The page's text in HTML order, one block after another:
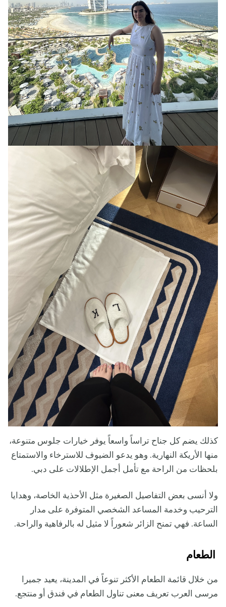
كذلك يضم كل جناح تراساً واسعاً يوفر خيارات جلوس متنوعة،
منها الأريكة النهارية. وهو يدعو الضيوف للاسترخاء والاستمتاع
بلحظات من الراحة مع تأمل أجمل الإطلالات على دبي.
ولا أنسى بعض التفاصيل الصغيرة مثل الأحذية الخاصة، وهدايا
الترحيب وخدمة المساعد الشخصي المتوفرة على مدار
الساعة. فهي تمنح الزائر شعوراً لا مثيل له بالرفاهية والراحة.
الطعام
من خلال قائمة الطعام الأكثر تنوعاً في المدينة، يعيد جميرا
مرسى العرب تعريف معنى تناول الطعام في فندق أو منتجع.